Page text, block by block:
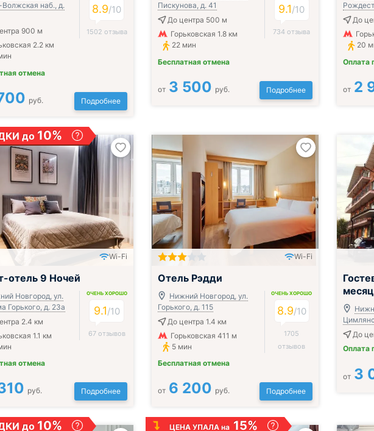
Волжская наб., д.
900 м
2.2 км
отмена
8.9/10
1502 отзыва
руб. Подробнее
Пискунова, д. 41
До центра 500 м
Горьковская 1.8 км
22 мин
Бесплатная отмена
9.1/10
734 отзыва
от 3 500 руб. Подробнее
До
20
Оплата
от 2
до10%
Wi-Fi
отель 9 Ночей
Новгород, ул.
Горького, д. 23а
2.4 км
1.1 км
отмена
ОЧЕНЬ ХОРОШО
9.1/10
67 отзывов
руб. Подробнее
Wi-Fi
Отель Рэдди
Нижний Новгород, ул.
Горького, д. 115
До центра 1.4 км
Горьковская 411 м
5 мин
Бесплатная отмена
ОЧЕНЬ ХОРОШО
8.9/10
1705
отзывов
от 6 200 руб. Подробнее
До
Оплата
от 3
до10% ЦЕНА УПАЛА на 15%